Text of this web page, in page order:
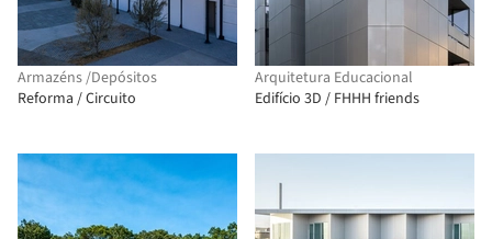
Armazéns /Depósitos
Reforma / Circuito
Arquitetura Educacional
Edifício 3D / FHHH friends